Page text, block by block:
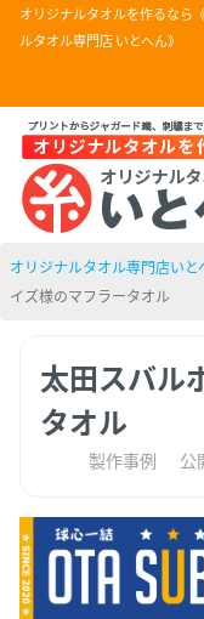
オリジナルタオルを作るなら
ルタオル専門店 いとへん》
オリジナルタオル専門店いと
イズ様のマフラータオル
太田スバル
タオル
製作事例 公